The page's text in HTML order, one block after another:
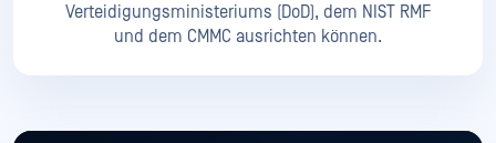
Verteidigungsministeriums (DoD), dem NIST RMF
und dem CMMC ausrichten können.